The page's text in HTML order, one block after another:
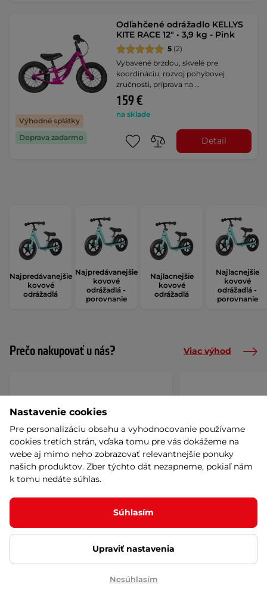
Výhodné splátky
Doprava zadarmo
Odľahčené odrážadlo KELLYS
KITE RACE 12" • 3,9 kg - Pink
5 (2)
Vybavené brzdou, skvelé pre
koordináciu, rozvoj pohybovej
zručnosti, príprava na …
159 €
na sklade
Detail
Najpredávanejšie
kovové
odrážadlá
Najpredávanejšie
kovové
odrážadlá -
porovnanie
Najlacnejšie
kovové
odrážadlá
Najlacnejšie
kovové
odrážadlá -
porovnanie
Prečo nakupovať u nás? Viac výhod
Sme výrobcovia
Zakladáme si na vysokej
kvalite produktov aj
služieb.
Akcie a zľavy na email
Nastavenie cookies
Pre personalizáciu obsahu a vyhodnocovanie používame
cookies tretích strán, vďaka tomu pre vás dokážeme na
webe aj mimo neho zobrazovať relevantnejšie ponuky
našich produktov. Zber týchto dát nezapneme, pokiaľ nám
k tomu nedáte súhlas.
Súhlasím
Upraviť nastavenia
Nesúhlasím